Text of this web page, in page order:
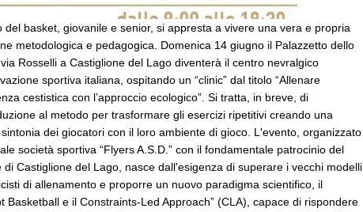
del basket, giovanile e senior, si appresta a vivere una vera e propria
metodologica e pedagogica. Domenica 14 giugno il Palazzetto dello
Rosselli a Castiglione del Lago diventerà il centro nevralgico
sportiva italiana, ospitando un “clinic” dal titolo “Allenare
cestistica con l’approccio ecologico”. Si tratta, in breve, di
al metodo per trasformare gli esercizi ripetitivi creando una
dei giocatori con il loro ambiente di gioco. L'evento, organizzato
società sportiva “Flyers A.S.D.” con il fondamentale patrocinio del
di Castiglione del Lago, nasce dall'esigenza di superare i vecchi modelli
di allenamento e proporre un nuovo paradigma scientifico, il
Basketball e il Constraints-Led Approach” (CLA), capace di rispondere